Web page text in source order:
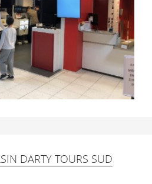
DARTY TOURS SUD